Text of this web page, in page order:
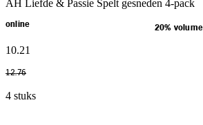
AH Liefde & Passie Spelt gesneden 4-pack
online 20%
10.21
12.76
4 stuks